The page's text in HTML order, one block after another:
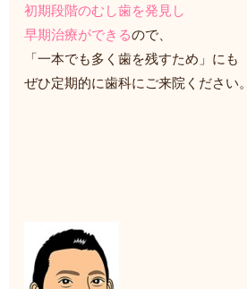
初期段階のむし歯を発見し
早期治療ができるので、
「一本でも多く歯を残すため」にも
ぜひ定期的に歯科にご来院ください。